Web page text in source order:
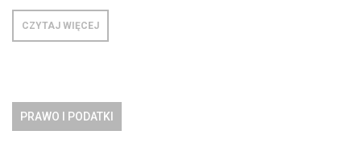
CZYTAJ WIĘCEJ
PRAWO I PODATKI